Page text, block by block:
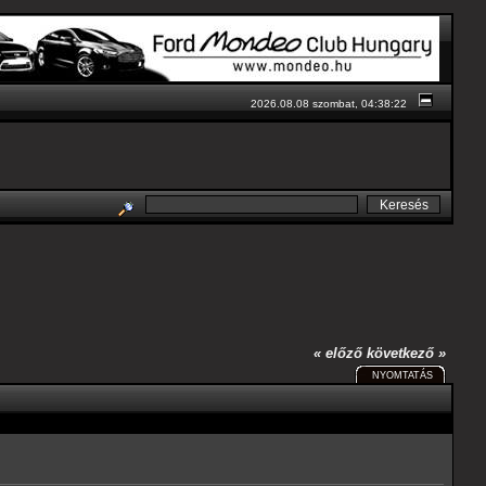
2026.08.08 szombat, 04:38:22
« előző következő »
NYOMTATÁS